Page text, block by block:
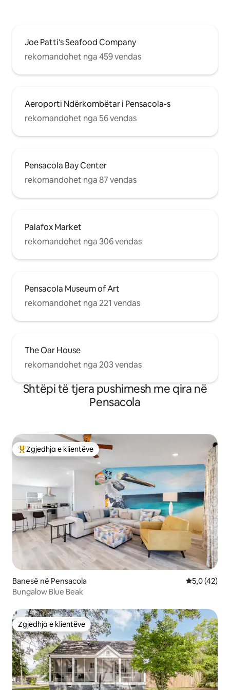
Joe Patti's Seafood Company
rekomandohet nga 459 vendas
Aeroporti Ndërkombëtar i Pensacola-s
rekomandohet nga 56 vendas
Pensacola Bay Center
rekomandohet nga 87 vendas
Palafox Market
rekomandohet nga 306 vendas
Pensacola Museum of Art
rekomandohet nga 221 vendas
The Oar House
rekomandohet nga 203 vendas
Shtëpi të tjera pushimesh me qira në
Pensacola
Më të mirat e zgjedhjeve të klientëve
Zgjedhja e klientëve
Banesë në Pensacola Vlerësimi
5,0 (42)
Bungalow Blue Beak
Zgjedhja e klientëve
Zgjedhja e klientëve